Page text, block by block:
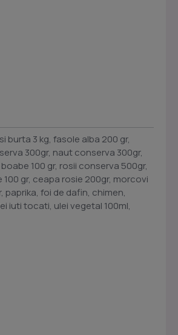
burta 3 kg, fasole alba 200 gr,
300gr, naut conserva 300gr,
100 gr, rosii conserva 500gr,
gr, ceapa rosie 200gr, morcovi
paprika, foi de dafin, chimen,
iuti tocati, ulei vegetal 100ml,